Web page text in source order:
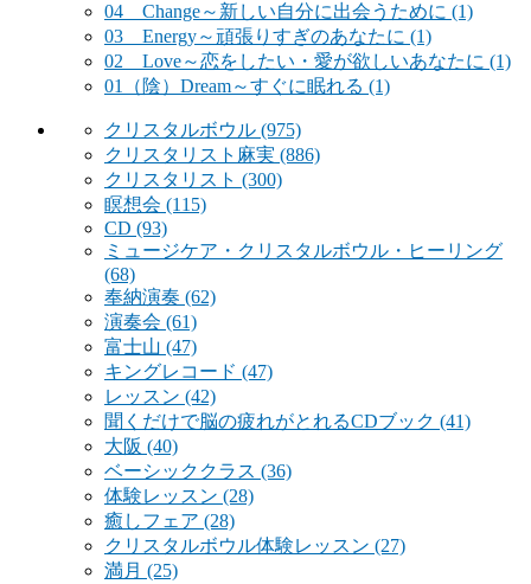
04 Change～新しい自分に出会うために (1)
03 Energy～頑張りすぎのあなたに (1)
02 Love～恋をしたい・愛が欲しいあなたに (1)
01（陰）Dream～すぐに眠れる (1)
クリスタルボウル (975)
クリスタリスト麻実 (886)
クリスタリスト (300)
瞑想会 (115)
CD (93)
ミュージケア・クリスタルボウル・ヒーリング
(68)
奉納演奏 (62)
演奏会 (61)
富士山 (47)
キングレコード (47)
レッスン (42)
聞くだけで脳の疲れがとれるCDブック (41)
大阪 (40)
ベーシッククラス (36)
体験レッスン (28)
癒しフェア (28)
クリスタルボウル体験レッスン (27)
満月 (25)